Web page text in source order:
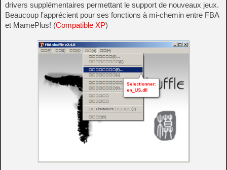
drivers supplémentaires permettant le support de nouveaux jeux.
Beaucoup l'apprécient pour ses fonctions à mi-chemin entre FBA
et MamePlus! (Compatible XP)